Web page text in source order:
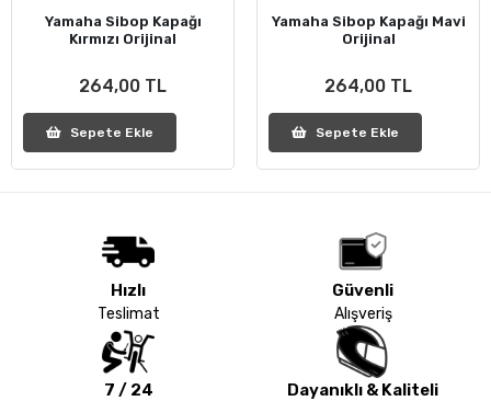
Yamaha Sibop Kapağı
Kırmızı Orijinal
264,00 TL
Sepete Ekle
Yamaha Sibop Kapağı Mavi
Orijinal
264,00 TL
Sepete Ekle
Hızlı
Teslimat
Güvenli
Alışveriş
7 / 24 Dayanıklı & Kaliteli